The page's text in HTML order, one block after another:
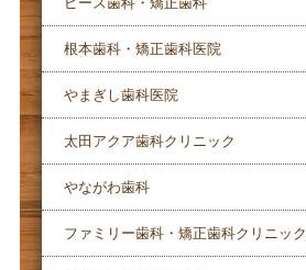
根本歯科・矯正歯科医院
やまぎし歯科医院
太田アクア歯科クリニック
やながわ歯科
ファミリー歯科・矯正歯科クリニック